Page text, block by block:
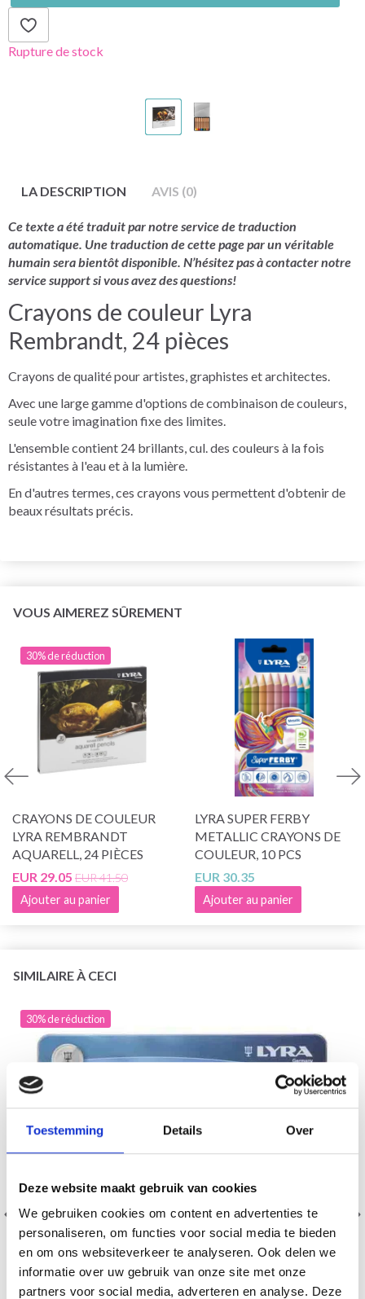
Toestemming Details Over
Deze website maakt gebruik van cookies
We gebruiken cookies om content en advertenties te
personaliseren, om functies voor social media te bieden
en om ons websiteverkeer te analyseren. Ook delen we
informatie over uw gebruik van onze site met onze
partners voor social media, adverteren en analyse. Deze
Rupture de stock
LA DESCRIPTION AVIS (0)
Ce texte a été traduit par notre service de traduction
automatique. Une traduction de cette page par un véritable
humain sera bientôt disponible. N’hésitez pas à contacter notre
service support si vous avez des questions!
Crayons de couleur Lyra
Rembrandt, 24 pièces
Crayons de qualité pour artistes, graphistes et architectes.
Avec une large gamme d'options de combinaison de couleurs,
seule votre imagination fixe des limites.
L'ensemble contient 24 brillants, cul. des couleurs à la fois
résistantes à l'eau et à la lumière.
En d'autres termes, ces crayons vous permettent d'obtenir de
beaux résultats précis.
VOUS AIMEREZ SÛREMENT
30% de réduction
CRAYONS DE COULEUR
LYRA REMBRANDT
AQUARELL, 24 PIÈCES
EUR 29.05 EUR 41.50
Ajouter au panier
LYRA SUPER FERBY
METALLIC CRAYONS DE
COULEUR, 10 PCS
EUR 30.35
Ajouter au panier
SIMILAIRE À CECI
30% de réduction